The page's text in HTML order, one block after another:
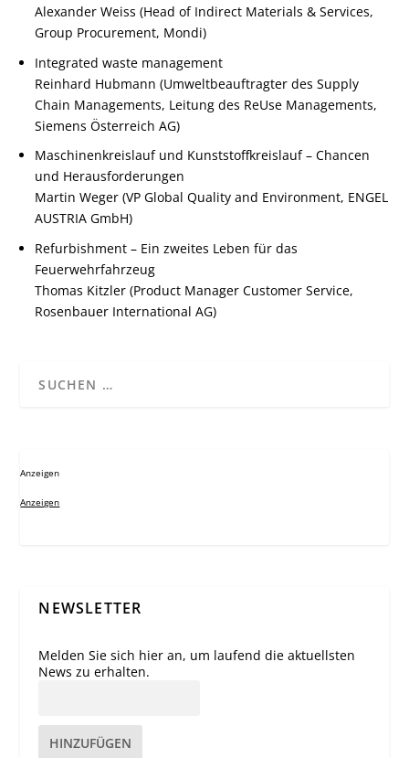
Alexander Weiss (Head of Indirect Materials & Services,
Group Procurement, Mondi)
Integrated waste management
Reinhard Hubmann (Umweltbeauftragter des Supply
Chain Managements, Leitung des ReUse Managements,
Siemens Österreich AG)
Maschinenkreislauf und Kunststoffkreislauf – Chancen
und Herausforderungen
Martin Weger (VP Global Quality and Environment, ENGEL
AUSTRIA GmbH)
Refurbishment – Ein zweites Leben für das
Feuerwehrfahrzeug
Thomas Kitzler (Product Manager Customer Service,
Rosenbauer International AG)
Anzeigen
Anzeigen
NEWSLETTER
Melden Sie sich hier an, um laufend die aktuellsten
News zu erhalten.
HINZUFÜGEN